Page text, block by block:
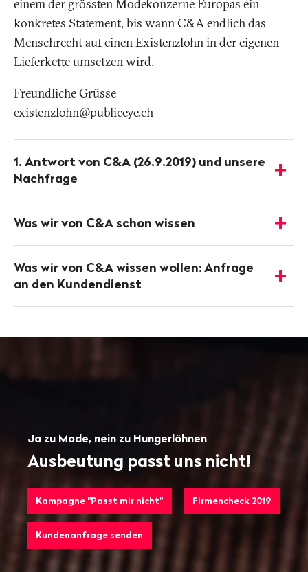
einem der grössten Modekonzerne Europas ein
konkretes Statement, bis wann C&A endlich das
Menschrecht auf einen Existenzlohn in der eigenen
Lieferkette umsetzen wird.
Freundliche Grüsse
existenzlohn@publiceye.ch
Informationen
1. Antwort von C&A (26.9.2019) und unsere
Nachfrage
-
anzeigen
Was wir von C&A schon wissen
-
Details
Was wir von C&A wissen wollen: Anfrage
an den Kundendienst
-
anzeigen
Ja zu Mode, nein zu Hungerlöhnen
Ausbeutung passt uns nicht!
Kampagne "Passt mir nicht" Firmencheck 2019
Kundenanfrage senden